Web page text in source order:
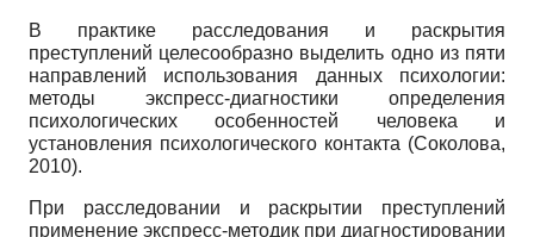
В практике расследования и раскрытия
преступлений целесообразно выделить одно из пяти
направлений использования данных психологии:
методы экспресс-диагностики определения
психологических особенностей человека и
установления психологического контакта (Соколова,
2010).
При расследовании и раскрытии преступлений
применение экспресс-методик при диагностировании